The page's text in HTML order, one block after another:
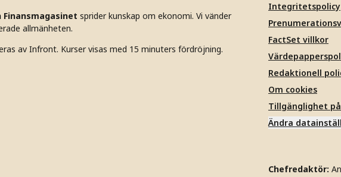
Finansmagasinet sprider kunskap om ekonomi. Vi vänder
allmänheten.
av Infront. Kurser visas med 15 minuters fördröjning.
Integritetspolicy
FactSet villkor
Redaktionell
Om cookies
Tillgänglighet på
Ändra
Chefredaktör: